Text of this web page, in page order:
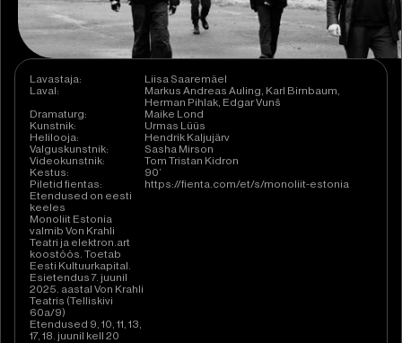
Lavastaja:
Liisa Saaremäel
Laval:
Markus Andreas Auling, Karl Birnbaum,
Herman Pihlak, Edgar Vunš
Dramaturg:
Maike Lond
Kunstnik:
Urmas Lüüs
Helilooja:
Hendrik Kaljujärv
Valguskunstnik:
Sasha Mirson
Videokunstnik:
Tom Tristan Kidron
Kestus:
90’
Piletid fientas:
https://fienta.com/et/s/monoliit-estonia
Etendused on eesti
keeles
Monoliit Estonia
valmib Von Krahli
Teatri ja elektron.art
koostöös. Toetab
Eesti Kultuurkapital.
Esietendus 7. juunil
2025. aastal Von Krahli
Teatris (Telliskivi
60a/9)
Etendused 9, 10, 11, 13,
17, 18. juunil kell 20